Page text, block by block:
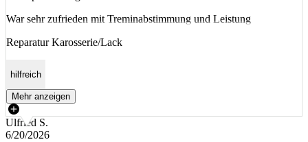
War sehr zufrieden mit Treminabstimmung und Leistung
Reparatur Karosserie/Lack
hilfreich
Mehr anzeigen
Ulfried S.
6/20/2026